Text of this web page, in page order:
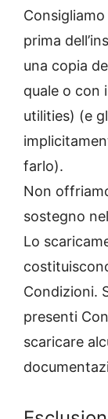
prima
una copia
quale o con
utilities) (e
farlo).
Non
sostegno
Lo
Condizioni.
presenti
scaricare